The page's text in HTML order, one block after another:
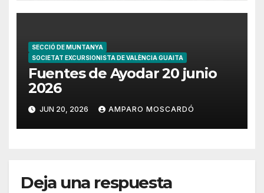
SECCIÓ DE MUNTANYA
SOCIETAT EXCURSIONISTA DE VALÈNCIA GUAITA
Fuentes de Ayodar 20 junio
2026
JUN 20, 2026 AMPARO MOSCARDÓ
Deja una respuesta